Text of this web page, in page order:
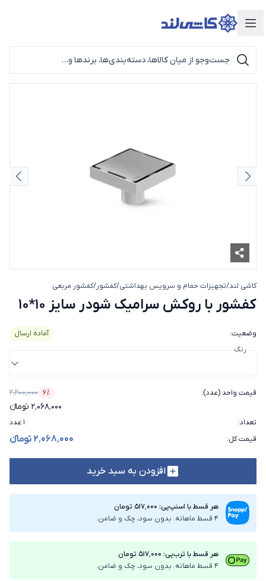
دسته‌بندی محصولات
اسلاید قبلی
کاشی لند/تجهیزات حمام و سرویس بهداشتی/کفشور/کفشور مربعی
کفشور با روکش سرامیک شودر سایز 10*10
وضعیت:
آماده ارسال
رنگ
قیمت واحد (عدد): ۶٪
درصد تخفیف
۲٬۲۰۰٬۰۰۰
۲٬۰۶۸٬۰۰۰ تومانء
تعداد:
۱ عدد
قیمت کل: ۲٬۰۶۸٬۰۰۰ تومانء
افزودن به سبد خرید
هر قسط با اسنپ‌پی: ۵۱۷٬۰۰۰ تومان
4 قسط ماهانه. بدون سود، چک و ضامن.
هر قسط با ترب‌پی: ۵۱۷٬۰۰۰ تومان
4 قسط ماهانه. بدون سود، چک و ضامن.